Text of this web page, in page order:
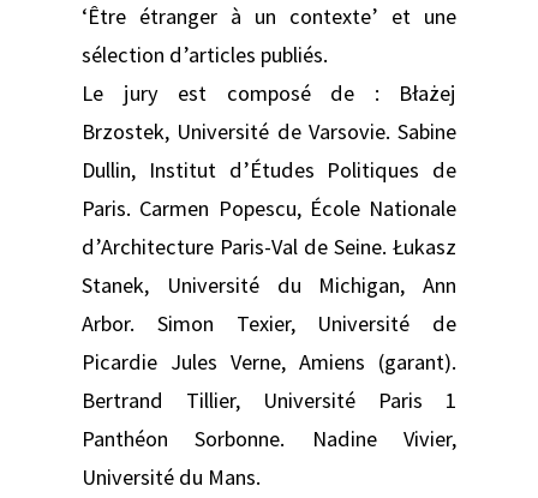
‘Être étranger à un contexte’ et une
sélection d’articles publiés.
Le jury est composé de : Błażej
Brzostek, Université de Varsovie. Sabine
Dullin, Institut d’Études Politiques de
Paris. Carmen Popescu, École Nationale
d’Architecture Paris-Val de Seine. Łukasz
Stanek, Université du Michigan, Ann
Arbor. Simon Texier, Université de
Picardie Jules Verne, Amiens (garant).
Bertrand Tillier, Université Paris 1
Panthéon Sorbonne. Nadine Vivier,
Université du Mans.